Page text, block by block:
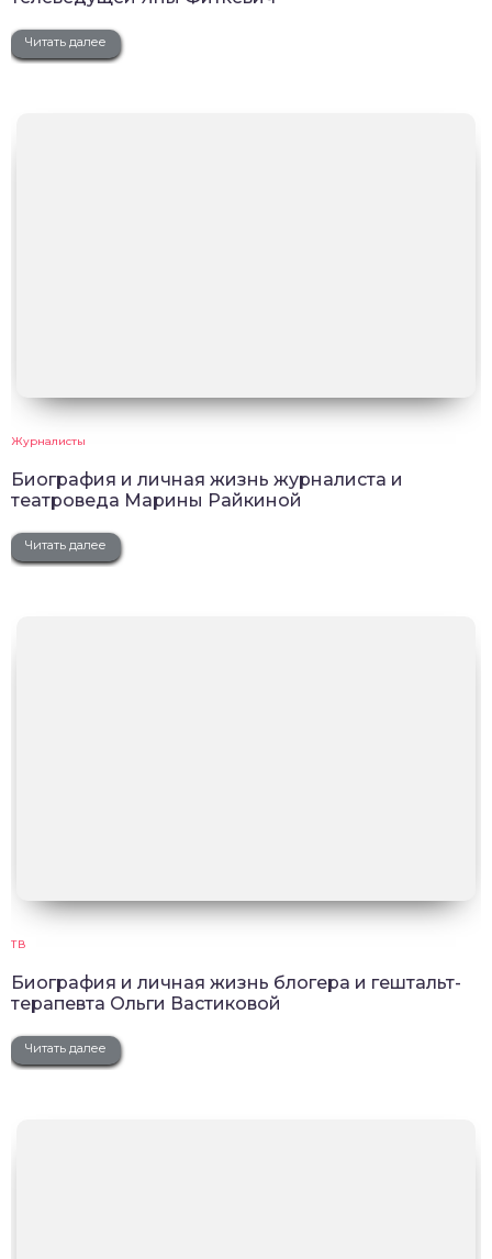
Читать далее
Журналисты
Биография и личная жизнь журналиста и
театроведа Марины Райкиной
Читать далее
ТВ
Биография и личная жизнь блогера и гештальт-
терапевта Ольги Вастиковой
Читать далее